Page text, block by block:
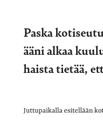
Paska
ääni alkaa
haista tietää,
Juttupaikalla esitellään